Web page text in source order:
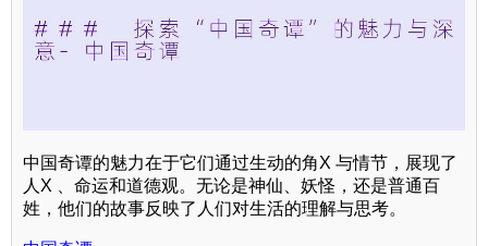
中国奇谭的魅力在于它们通过生动的角X 与情节，展现了
人X 、命运和道德观。无论是神仙、妖怪，还是普通百
姓，他们的故事反映了人们对生活的理解与思考。